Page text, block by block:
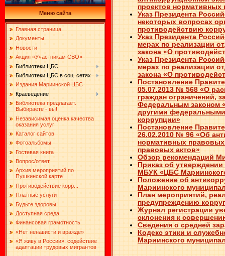
Меню сайта
Главная страница
Документы
Новости
Акция «Участникам СВО»
Библиотеки ЦБС
Библиотеки ЦБС в соц. сетях
Издания Мариинской ЦБС
Краеведение
Библиотека предлагает.
Выбираете - вы!
Независимая оценка качества
оказания услуг
Каталог сайтов
Фотоальбомы
Гостевая книга
Вопрос/ответ
Архив мероприятий по
Пушкинской карте
Противодействие корр...
Платные услуги
Будьте здоровы!
Доступная среда
Финансовая грамотность
«Нет ненависти и вражде»
«Я живу в России»: содействие
адаптации трудовых мигрантов
проектов нормативных
Указ Президента
некоторых вопросах
противодействию
Указ Президента
мерах по реализации
закона «О
Указ Президента
мерах по реализации
закона «О
Постановление
05.07.2013 № 568 «О
граждан ограничений,
Федеральным законом
другими
коррупции»
Постановление
26.02.2010 № 96 «Об
нормативных
правовых актов»
Обзор рекомендаций
Приказ об
МБУК «ЦБС
Положение об
Мариинского
План мероприятий,
предупреждению
Журнал регистрации
склонения к
Сведения о средней
Кодекс этики и
Мариинского